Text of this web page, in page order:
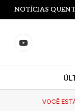
NOTÍCIAS
YouTube
VOCÊ